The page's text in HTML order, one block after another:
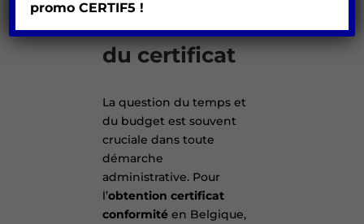
l’obtention
du certificat
La question du temps et
du budget est souvent
cruciale dans toute
démarche
administrative. Pour
l’obtention certificat
conformité en Belgique,
promoCERTIF5 !